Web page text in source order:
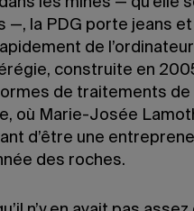
—, la PDG porte jeans
de
construite en
de traitements de
où Marie-Josée
d’être une
des roches.